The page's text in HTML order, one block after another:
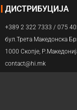
ДИСТРИБУЦИЈА
+389 2 322 7333 / 075
бул.Трета Македонска
1000 Скопје,
contact@hi.mk